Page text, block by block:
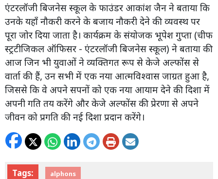
एंटरलॉजी बिजनेस स्कूल के फाउंडर आकांश जैन ने बताया कि
उनके यहाँ नौकरी करने के बजाय नौकरी देने की व्यवस्थ पर
पूरा जोर दिया जाता है। कार्यक्रम के संयोजक भूपेश गुप्ता (चीफ
स्ट्रटीजिकल ऑफिसर - एंटरलॉजी बिजनेस स्कूल) ने बताया की
आज जिन भी युवाओं ने व्यक्तिगत रूप से केजे अल्फोंस से
वार्ता की हैं, उन सभी में एक नया आत्मविश्वास जाग्रत हुआ है,
जिससे कि वे अपने सपनों को एक नया आयाम देने की दिशा में
अपनी गति तय करेंगे और केजे अल्फोंस की प्रेरणा से अपने
जीवन को प्रगति की नई दिशा प्रदान करेंगे।
Tags: alphons